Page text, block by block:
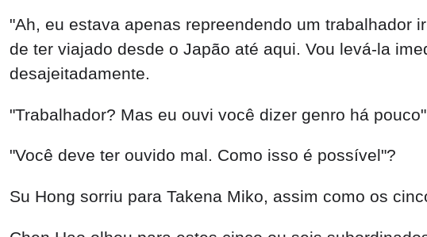
"Ah, eu estava apenas repreendendo um trabalhador
de ter viajado desde o Japão até aqui. Vou levá-la
desajeitadamente.
"Trabalhador? Mas eu ouvi você dizer genro há
"Você deve ter ouvido mal. Como isso é possível"?